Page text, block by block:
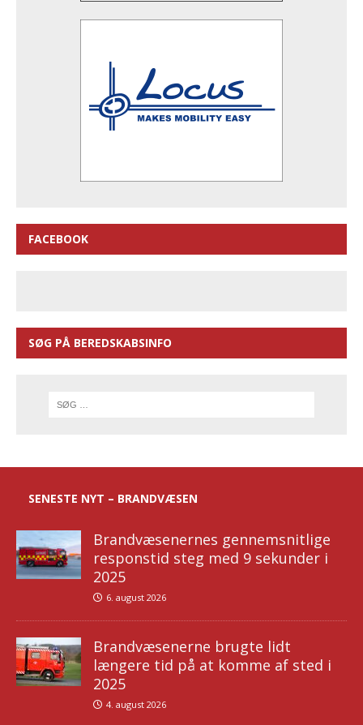
FACEBOOK
SØG PÅ BEREDSKABSINFO
SENESTE NYT – BRANDVÆSEN
Brandvæsenernes gennemsnitlige
responstid steg med 9 sekunder i
2025
6. august 2026
Brandvæsenerne brugte lidt
længere tid på at komme af sted i
2025
4. august 2026